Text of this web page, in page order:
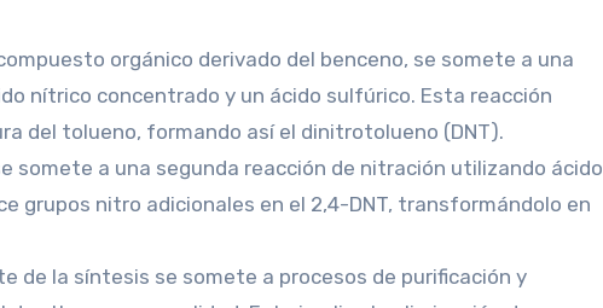
orgánico derivado del benceno, se somete a una
nítrico concentrado y un ácido sulfúrico. Esta reacción
del tolueno, formando así el dinitrotolueno (DNT).
somete a una segunda reacción de nitración utilizando ácido
grupos nitro adicionales en el 2,4-DNT, transformándolo en
de la síntesis se somete a procesos de purificación y